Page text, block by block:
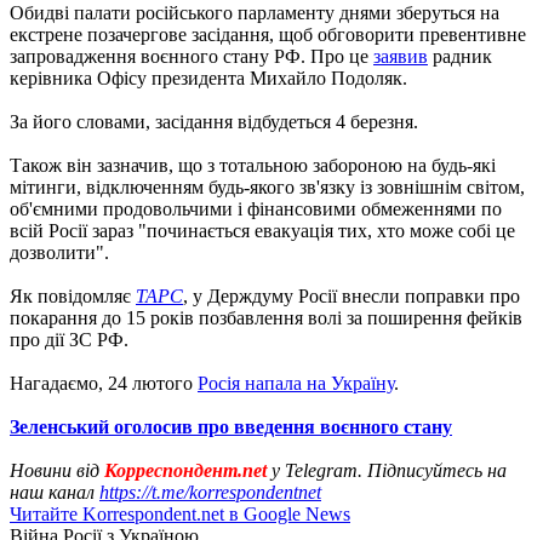
Обидві палати російського парламенту днями зберуться на
екстрене позачергове засідання, щоб обговорити превентивне
запровадження воєнного стану РФ. Про це заявив радник
керівника Офісу президента Михайло Подоляк.
За його словами, засідання відбудеться 4 березня.
Також він зазначив, що з тотальною забороною на будь-які
мітинги, відключенням будь-якого зв'язку із зовнішнім світом,
об'ємними продовольчими і фінансовими обмеженнями по
всій Росії зараз "починається евакуація тих, хто може собі це
дозволити".
Як повідомляє ТАРС, у Держдуму Росії внесли поправки про
покарання до 15 років позбавлення волі за поширення фейків
про дії ЗС РФ.
Нагадаємо, 24 лютого Росія напала на Україну.
Зеленський оголосив про введення воєнного стану
Новини від Корреспондент.netу Telegram. Підписуйтесь на
наш канал https://t.me/korrespondentnet
Читайте Korrespondent.net в Google News
Війна Росії з Україною